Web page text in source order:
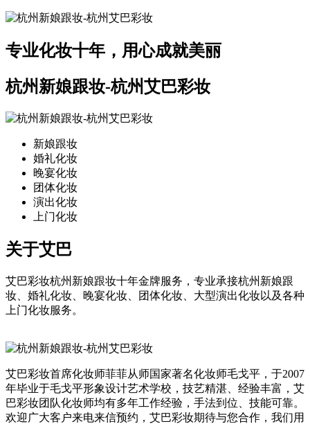
专业化妆十年，用心成就美丽
杭州新娘跟妆-杭州艾巴彩妆
新娘跟妆
婚礼化妆
晚宴化妆
团体化妆
演出化妆
上门化妆
关于艾巴
艾巴彩妆杭州新娘跟妆十年金牌服务，专业承接杭州新娘跟
妆、婚礼化妆、晚宴化妆、团体化妆、大型演出化妆以及各种
上门化妆服务。
艾巴彩妆首席化妆师菲菲从师国家著名化妆师毛戈平，于2007
年毕业于毛戈平形象设计艺术学校，技艺精湛、经验丰富，艾
巴彩妆团队化妆师均有多年工作经验，手法到位、技能可靠。
欢迎广大客户来电来信预约，艾巴彩妆期待与您合作，我们用